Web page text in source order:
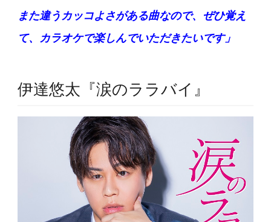
また違うカッコよさがある曲なので、ぜひ覚え
て、カラオケで楽しんでいただきたいです」
伊達悠太『涙のララバイ』